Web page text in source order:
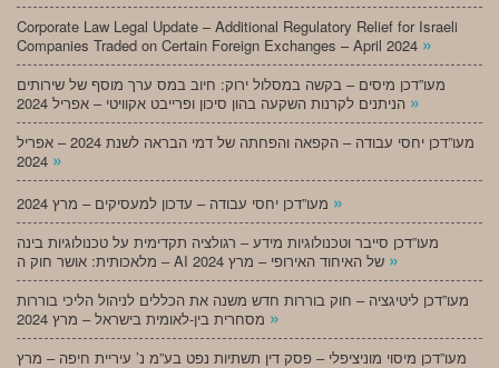
Corporate Law Legal Update – Additional Regulatory Relief for Israeli
Companies Traded on Certain Foreign Exchanges – April 2024 »
מעו”דכן מיסים – בקשה במסלול ירוק: חיוב במס ערך מוסף של שירותים
»
מעו”דכן יחסי עבודה – הקפאה והפחתה של דמי הבראה לשנת 2024 – אפריל
»
»
מעו”דכן סייבר וטכנולוגיות מידע – רגולציה תקדימית על טכנולוגיות בינה
»
מעו”דכן ליטיגציה – חוק בוררות חדש משנה את הכללים לניהול הליכי בוררות
»
מעו”דכן מיסוי מוניציפלי – פסק דין תשתיות נפט בע”מ נ’ עיריית חיפה – מרץ